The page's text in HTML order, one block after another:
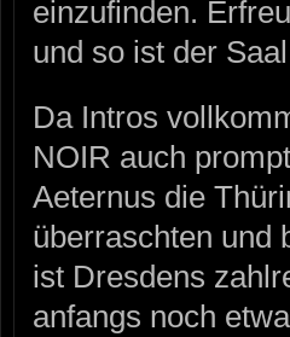
einzufinden.
und so ist der
Da Intros
NOIR auch
Aeternus die
überraschten und
ist Dresdens
anfangs noch